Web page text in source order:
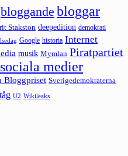
bloggande bloggar
Stakston deepedition demokrati
Google historia Internet
musik Mymlan Piratpartiet
sociala medier
Bloggpriset Sverigedemokraterna
tåg U2 Wikileaks